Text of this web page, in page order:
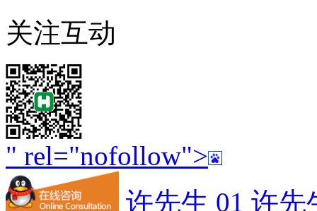
关注互动
" rel="nofollow">
许先生 01 许先